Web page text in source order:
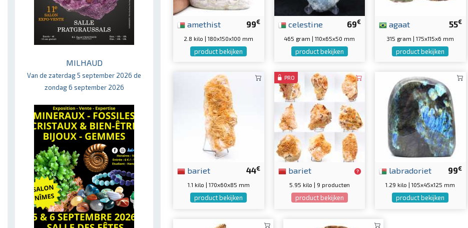
MILHAUD
Van de zaterdag 5 september 2026 de
zondag 6 september 2026
99€
amethist
2.8 kilo | 180x150x100 mm
product bekijken
69€
celestine
465 gram | 110x65x50 mm
product bekijken
55€
agaat
315 gram | 175x115x6 mm
product bekijken
44€
bariet
1.1 kilo | 170x60x85 mm
product bekijken
PRO
bariet
5.95 kilo | 9 producten
product bekijken
99€
labradoriet
1.29 kilo | 105x45x125 mm
product bekijken